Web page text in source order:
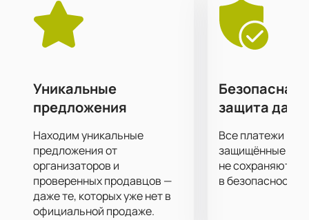
сцены вы находитесь!
Уникальные
предложения
Находим уникальные
предложения от
организаторов и
проверенных продавцов —
даже те, которых уже нет в
официальной продаже.
Безопасная
защита
Все платежи
защищённые
не сохраняются
в безопасности.